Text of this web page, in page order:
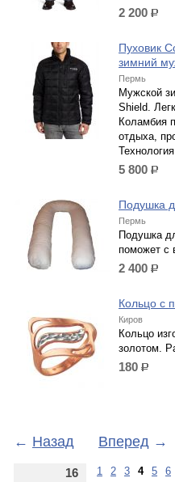
2 200 р.
Пуховик
зимний
Пермь
Мужской
Shield.
Коламбия
отдыха,
5 800 р.
Подушка
Пермь
Подушка
поможет с
2 400 р.
Кольцо с
Киров
Кольцо
золотом.
180 р.
← Назад Вперед →
16 1 2 3 4 5 6